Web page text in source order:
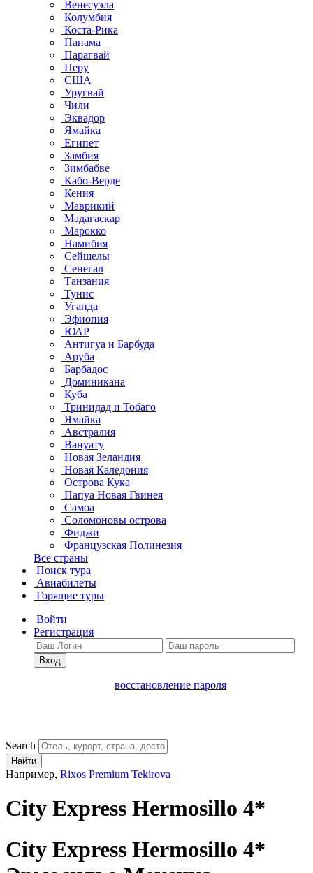
Венесуэла
Колумбия
Коста-Рика
Панама
Парагвай
Перу
США
Уругвай
Чили
Эквадор
Ямайка
Египет
Замбия
Зимбабве
Кабо-Верде
Кения
Маврикий
Мадагаскар
Марокко
Намибия
Сейшелы
Сенегал
Танзания
Тунис
Уганда
Эфиопия
ЮАР
Антигуа и Барбуда
Аруба
Барбадос
Доминикана
Куба
Тринидад и Тобаго
Ямайка
Австралия
Вануату
Новая Зеландия
Новая Каледония
Острова Кука
Папуа Новая Гвинея
Самоа
Соломоновы острова
Фиджи
Французская Полинезия
Все страны
Поиск тура
Авиабилеты
Горящие туры
Войти
Регистрация
Вход
восстановление пароля
Search
Найти
Например, Rixos Premium Tekirova
City Express Hermosillo 4*
City Express Hermosillo 4*